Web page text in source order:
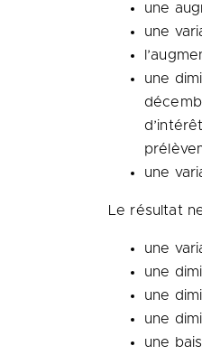
une
une
une
une
Le résultat
une
une
une
une
une